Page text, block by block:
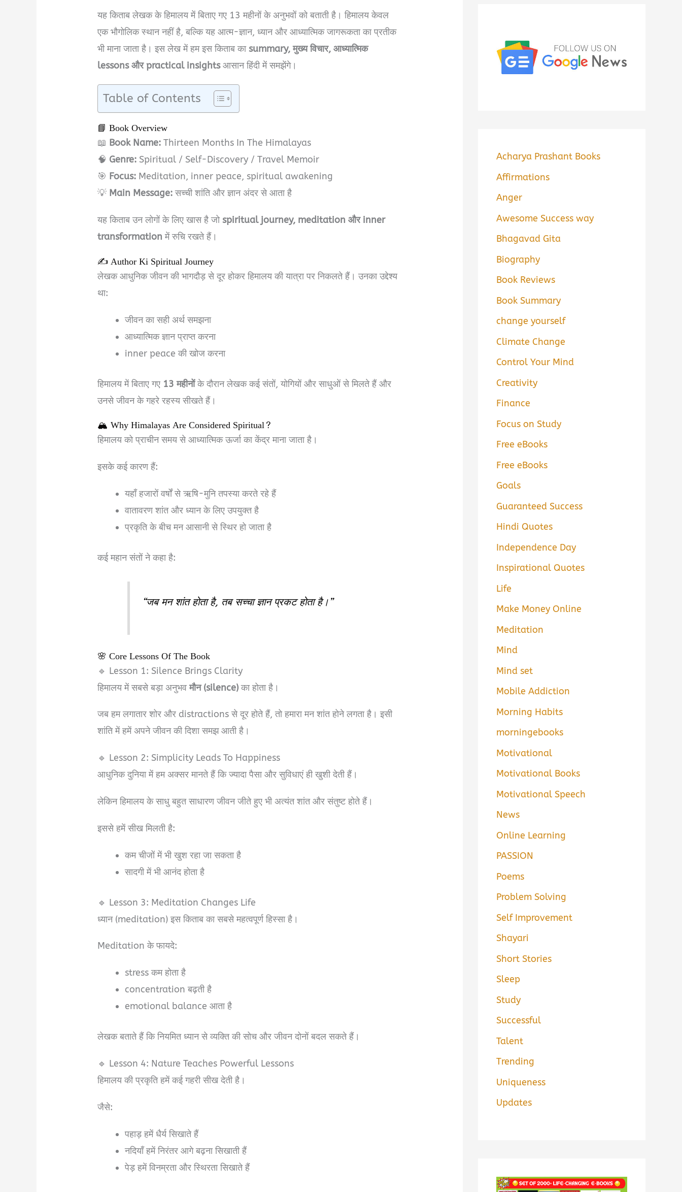
यह किताब लेखक के हिमालय में बिताए गए 13 महीनों के अनुभवों को बताती है। हिमालय केवल
एक भौगोलिक स्थान नहीं है, बल्कि यह आत्म-ज्ञान, ध्यान और आध्यात्मिक जागरूकता का प्रतीक
भी माना जाता है। इस लेख में हम इस किताब काsummary, मुख्य विचार, आध्यात्मिक
lessons और practical insightsआसान हिंदी में समझेंगे।
Table of Contents
📘 Book Overview
📖 Book Name: Thirteen Months In The Himalayas
🧠 Genre: Spiritual / Self-Discovery / Travel Memoir
🎯 Focus: Meditation, inner peace, spiritual awakening
💡 Main Message:सच्ची शांति और ज्ञान अंदर से आता है
यह किताब उन लोगों के लिए खास है जोspiritual journey, meditation और inner
transformation में रुचि रखते हैं।
✍️ Author Ki Spiritual Journey
लेखक आधुनिक जीवन की भागदौड़ से दूर होकर हिमालय की यात्रा पर निकलते हैं। उनका उद्देश्य
था:
जीवन का सही अर्थ समझना
आध्यात्मिक ज्ञान प्राप्त करना
inner peace की खोज करना
हिमालय में बिताए गए 13 महीनोंके दौरान लेखक कई संतों, योगियों और साधुओं से मिलते हैं और
उनसे जीवन के गहरे रहस्य सीखते हैं।
🏔️ Why Himalayas Are Considered Spiritual?
हिमालय को प्राचीन समय से आध्यात्मिक ऊर्जा का केंद्र माना जाता है।
इसके कई कारण हैं:
यहाँ हजारों वर्षों से ऋषि-मुनि तपस्या करते रहे हैं
वातावरण शांत और ध्यान के लिए उपयुक्त है
प्रकृति के बीच मन आसानी से स्थिर हो जाता है
कई महान संतों ने कहा है:
“जब मन शांत होता है, तब सच्चा ज्ञान प्रकट होता है।”
🌸 Core Lessons Of The Book
🔹 Lesson 1: Silence Brings Clarity
हिमालय में सबसे बड़ा अनुभवमौन (silence)का होता है।
जब हम लगातार शोर और distractions से दूर होते हैं, तो हमारा मन शांत होने लगता है। इसी
शांति में हमें अपने जीवन की दिशा समझ आती है।
🔹 Lesson 2: Simplicity Leads To Happiness
आधुनिक दुनिया में हम अक्सर मानते हैं कि ज्यादा पैसा और सुविधाएं ही खुशी देती हैं।
लेकिन हिमालय के साधु बहुत साधारण जीवन जीते हुए भी अत्यंत शांत और संतुष्ट होते हैं।
इससे हमें सीख मिलती है:
कम चीजों में भी खुश रहा जा सकता है
सादगी में भी आनंद होता है
🔹 Lesson 3: Meditation Changes Life
ध्यान (meditation) इस किताब का सबसे महत्वपूर्ण हिस्सा है।
Meditation के फायदे:
stress कम होता है
concentration बढ़ती है
emotional balance आता है
लेखक बताते हैं कि नियमित ध्यान से व्यक्ति की सोच और जीवन दोनों बदल सकते हैं।
🔹 Lesson 4: Nature Teaches Powerful Lessons
हिमालय की प्रकृति हमें कई गहरी सीख देती है।
जैसे:
पहाड़ हमें धैर्य सिखाते हैं
नदियाँ हमें निरंतर आगे बढ़ना सिखाती हैं
पेड़ हमें विनम्रता और स्थिरता सिखाते हैं
Acharya Prashant Books
Affirmations
Anger
Awesome Success way
Bhagavad Gita
Biography
Book Reviews
Book Summary
change yourself
Climate Change
Control Your Mind
Creativity
Finance
Focus on Study
Free eBooks
Free eBooks
Goals
Guaranteed Success
Hindi Quotes
Independence Day
Inspirational Quotes
Life
Make Money Online
Meditation
Mind
Mind set
Mobile Addiction
Morning Habits
morningebooks
Motivational
Motivational Books
Motivational Speech
News
Online Learning
PASSION
Poems
Problem Solving
Self Improvement
Shayari
Short Stories
Sleep
Study
Successful
Talent
Trending
Uniqueness
Updates